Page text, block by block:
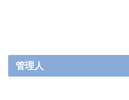
管理人